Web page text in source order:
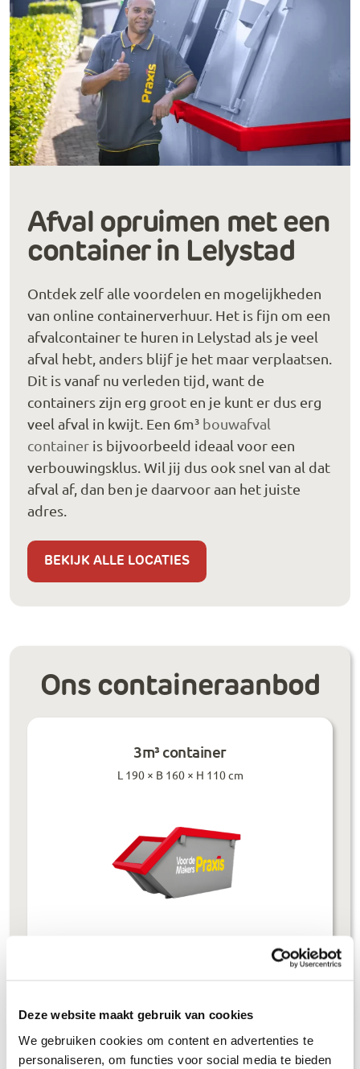
Deze website maakt gebruik van cookies
We gebruiken cookies om content en advertenties te
personaliseren, om functies voor social media te bieden
Afval opruimen met een
container in Lelystad
Ontdek zelf alle voordelen en mogelijkheden
van online containerverhuur. Het is fijn om een
afvalcontainer te huren in Lelystad als je veel
afval hebt, anders blijf je het maar verplaatsen.
Dit is vanaf nu verleden tijd, want de
containers zijn erg groot en je kunt er dus erg
veel afval in kwijt. Een 6m³ bouwafval
container is bijvoorbeeld ideaal voor een
verbouwingsklus. Wil jij dus ook snel van al dat
afval af, dan ben je daarvoor aan het juiste
adres.
BEKIJK ALLE LOCATIES
Ons containeraanbod
3m³ container
L 190 × B 160 × H 110 cm
Houtafval €199,-